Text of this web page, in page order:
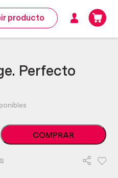
producto
Perfecto
Proyector
vintage.
COMPRAR